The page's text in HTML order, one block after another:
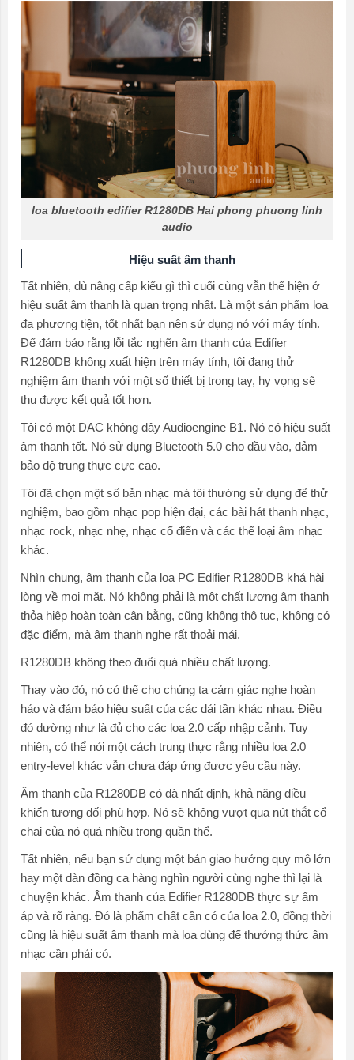
loa bluetooth edifier R1280DB Hai phong phuong linh
audio
Hiệu suất âm thanh
Tất nhiên, dù nâng cấp kiểu gì thì cuối cùng vẫn thể hiện ở
hiệu suất âm thanh là quan trọng nhất. Là một sản phẩm loa
đa phương tiện, tốt nhất bạn nên sử dụng nó với máy tính.
Để đảm bảo rằng lỗi tắc nghẽn âm thanh của Edifier
R1280DB không xuất hiện trên máy tính, tôi đang thử
nghiệm âm thanh với một số thiết bị trong tay, hy vọng sẽ
thu được kết quả tốt hơn.
Tôi có một DAC không dây Audioengine B1. Nó có hiệu suất
âm thanh tốt. Nó sử dụng Bluetooth 5.0 cho đầu vào, đảm
bảo độ trung thực cực cao.
Tôi đã chọn một số bản nhạc mà tôi thường sử dụng để thử
nghiệm, bao gồm nhạc pop hiện đại, các bài hát thanh nhạc,
nhạc rock, nhạc nhẹ, nhạc cổ điển và các thể loại âm nhạc
khác.
Nhìn chung, âm thanh của loa PC Edifier R1280DB khá hài
lòng về mọi mặt. Nó không phải là một chất lượng âm thanh
thỏa hiệp hoàn toàn cân bằng, cũng không thô tục, không có
đặc điểm, mà âm thanh nghe rất thoải mái.
R1280DB không theo đuổi quá nhiều chất lượng.
Thay vào đó, nó có thể cho chúng ta cảm giác nghe hoàn
hảo và đảm bảo hiệu suất của các dải tần khác nhau. Điều
đó dường như là đủ cho các loa 2.0 cấp nhập cảnh. Tuy
nhiên, có thể nói một cách trung thực rằng nhiều loa 2.0
entry-level khác vẫn chưa đáp ứng được yêu cầu này.
Âm thanh của R1280DB có đà nhất định, khả năng điều
khiển tương đối phù hợp. Nó sẽ không vượt qua nút thắt cổ
chai của nó quá nhiều trong quần thể.
Tất nhiên, nếu bạn sử dụng một bản giao hưởng quy mô lớn
hay một dàn đồng ca hàng nghìn người cùng nghe thì lại là
chuyện khác. Âm thanh của Edifier R1280DB thực sự ấm
áp và rõ ràng. Đó là phẩm chất cần có của loa 2.0, đồng thời
cũng là hiệu suất âm thanh mà loa dùng để thưởng thức âm
nhạc cần phải có.